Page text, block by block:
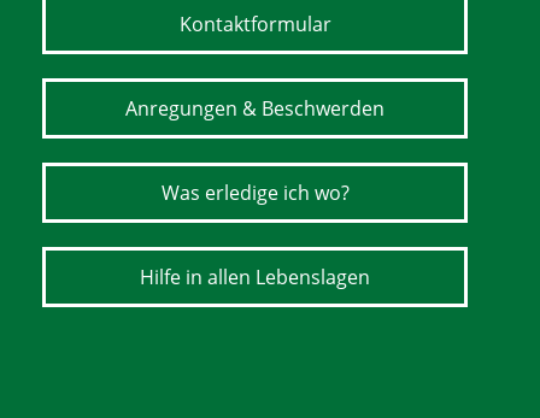
Kontaktformular
Anregungen & Beschwerden
Was erledige ich wo?
Hilfe in allen Lebenslagen